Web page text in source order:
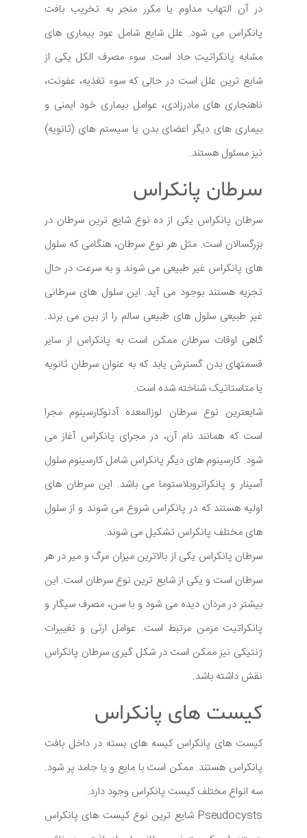
در آن التهاب مداوم یا مکرر منجر به تخریب بافت
پانکراس می شود. علل شایع شامل عود بیماری های
مشابه پانکراتیت حاد است. سوء مصرف الکل یکی از
شایع ترین علل است در حالی که سوء تغذیه، عفونت،
ناهنجاری های مادرزادی، عوامل بیماری خود ایمنی و
بیماری های دیگر اعضای بدن یا سیستم های (ثانویه)
نیز مسئول هستند.
سرطان پانکراس
سرطان پانکراس یکی از ده نوع شایع ترین سرطان در
بزرگسالان است. مثل هر نوع سرطان، هنگامی که سلول
های پانکراس غیر طبیعی می شوند و به سرعت در حال
تجزیه هستند بوجود می آید. این سلول های سرطانی
غیر طبیعی سلول های طبیعی سالم را از بین می برند.
گاهی اوقات سرطان ممکن است به پانکراس از سایر
قسمتهای بدن گسترش یابد که به عنوان سرطان ثانویه
یا متاستاتیک شناخته شده است.
شایعترین نوع سرطان لوزالمعده آدنوکارسینوم مجرا
است که همانند نام آن، در مجرای پانکراس آغاز می
شود. کارسینوم های دیگر پانکراس شامل کارسینوم سلول
آسینار و پانکراتروبلاستوما می باشد. این سرطان های
اولیه هستند که در پانکراس شروع می شوند و از سلول
های مختلف پانکراس تشکیل می شوند.
سرطان پانکراس یکی از بالاترین میزان مرگ و میر در هر
سرطان است و یکی از شایع ترین نوع سرطان است. این
بیشتر در مردان دیده می شود و با سن، مصرف سیگار و
پانکراتیت مزمن مرتبط است. عوامل ارثی و تغییرات
ژنتیکی نیز ممکن است در شکل گیری سرطان پانکراس
نقش داشته باشد.
کیست های پانکراس
کیست های پانکراس کیسه های بسته در داخل بافت
پانکراس هستند. ممکن است با مایع و یا جامد پر شود.
سه انواع مختلف کیست پانکراس وجود دارد.
Pseudocysts شایع ترین نوع کیست های پانکراس